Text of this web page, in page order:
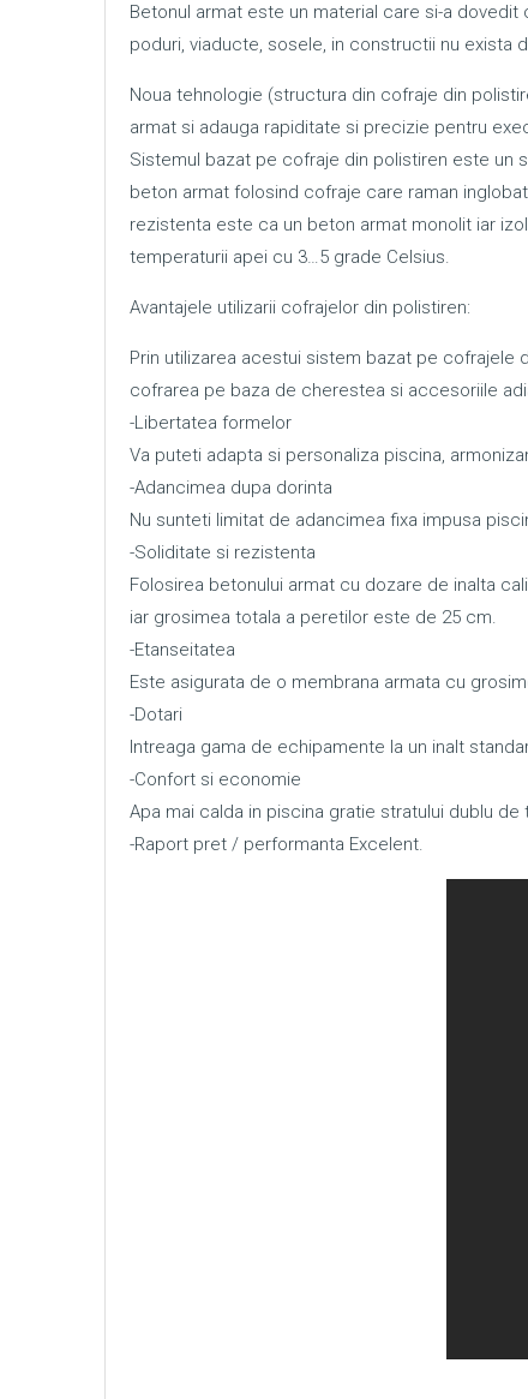
Betonul armat este un material care si-a dovedit
poduri, viaducte, sosele, in constructii nu exista
Noua tehnologie (structura din cofraje din
armat si adauga rapiditate si precizie pentru
Sistemul bazat pe cofraje din polistiren este un
beton armat folosind cofraje care raman
rezistenta este ca un beton armat monolit iar
temperaturii apei cu 3…5 grade Celsius.
Avantajele utilizarii cofrajelor din polistiren:
Prin utilizarea acestui sistem bazat pe
cofrarea pe baza de cherestea si accesoriile
-Libertatea formelor
Va puteti adapta si personaliza piscina,
-Adancimea dupa dorinta
Nu sunteti limitat de adancimea fixa impusa
-Soliditate si rezistenta
Folosirea betonului armat cu dozare de inalta
iar grosimea totala a peretilor este de 25 cm.
-Etanseitatea
Este asigurata de o membrana armata cu
-Dotari
Intreaga gama de echipamente la un inalt
-Confort si economie
Apa mai calda in piscina gratie stratului dublu de
-Raport pret / performanta Excelent.